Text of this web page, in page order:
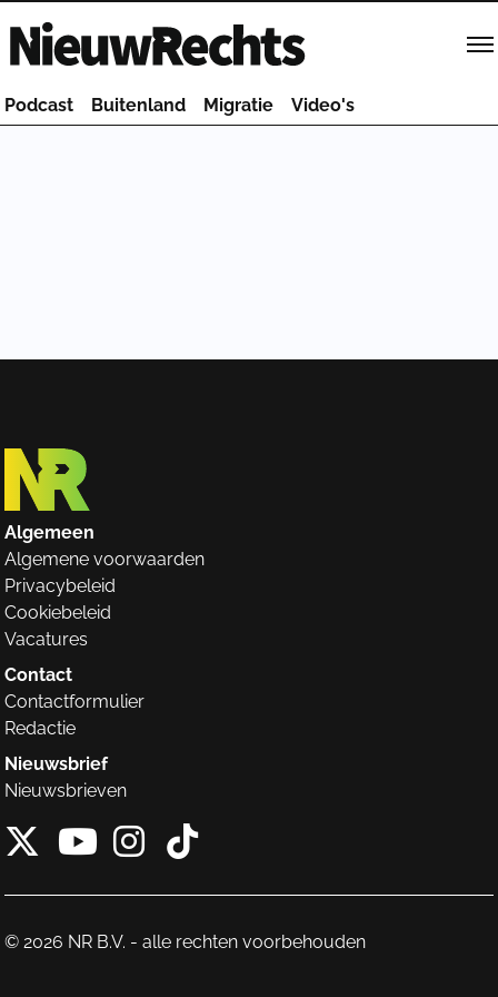
Homepage van NieuwRechts
Podcast Buitenland Migratie Video's
Algemeen
Algemene voorwaarden
Privacybeleid
Cookiebeleid
Vacatures
Contact
Contactformulier
Redactie
Nieuwsbrief
Nieuwsbrieven
X van NieuwRechts
Instagram van
Tiktok van
© 2026 NR B.V. - alle rechten voorbehouden